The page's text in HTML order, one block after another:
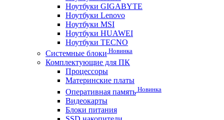
Ноутбуки GIGABYTE
Ноутбуки Lenovo
Ноутбуки MSI
Ноутбуки HUAWEI
Ноутбуки TECNO
Системные блоки Новинка
Комплектующие для ПК
Процессоры
Материнские платы
Оперативная память Новинка
Видеокарты
Блоки питания